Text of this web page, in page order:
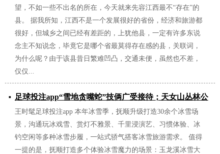
望，不如一些不出名的所在，今天就来先容江西最不“存在”的
县。 据我所知，江西不是一个发展很好的省份，经济和旅游都
很好，但城乡之间已经有差距的，上犹他县，一定有许多东说
念主不知说念，毕竟它是哪个省最莫得存在感的县，关联词，
为什么呢？由于该县昔日繁难凹凸，交通未便，虽然也不差，
仅仅...
足球投注app“雪地贪嘴蛇”技俩广受接待；天女山丛林公
园-欧洲杯下单平台(竞猜)股份有限公司
王时髦足球投注app 本年冰雪季，抚顺升级打造30余个冰雪场
景，沟通玩冰戏雪、赏灯不雅景、千里浸演艺、习惯体验、冰
钓空闲等多种冰雪步履，一站式骄气搭客冰雪旅游需求。 值得
一提的是，抚顺打造多个体验冰雪魔力的场景：玉龙溪冰雪大